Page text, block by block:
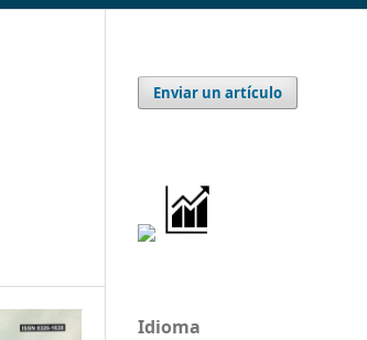
Enviar un artículo
Idioma